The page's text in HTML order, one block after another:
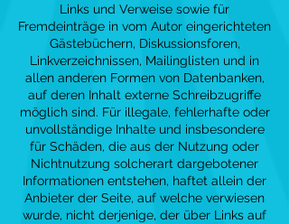
Links und Verweise sowie für
Fremdeinträge in vom Autor eingerichteten
Gästebüchern, Diskussionsforen,
Linkverzeichnissen, Mailinglisten und in
allen anderen Formen von Datenbanken,
auf deren Inhalt externe Schreibzugriffe
möglich sind. Für illegale, fehlerhafte oder
unvollständige Inhalte und insbesondere
für Schäden, die aus der Nutzung oder
Nichtnutzung solcherart dargebotener
Informationen entstehen, haftet allein der
Anbieter der Seite, auf welche verwiesen
wurde, nicht derjenige, der über Links auf